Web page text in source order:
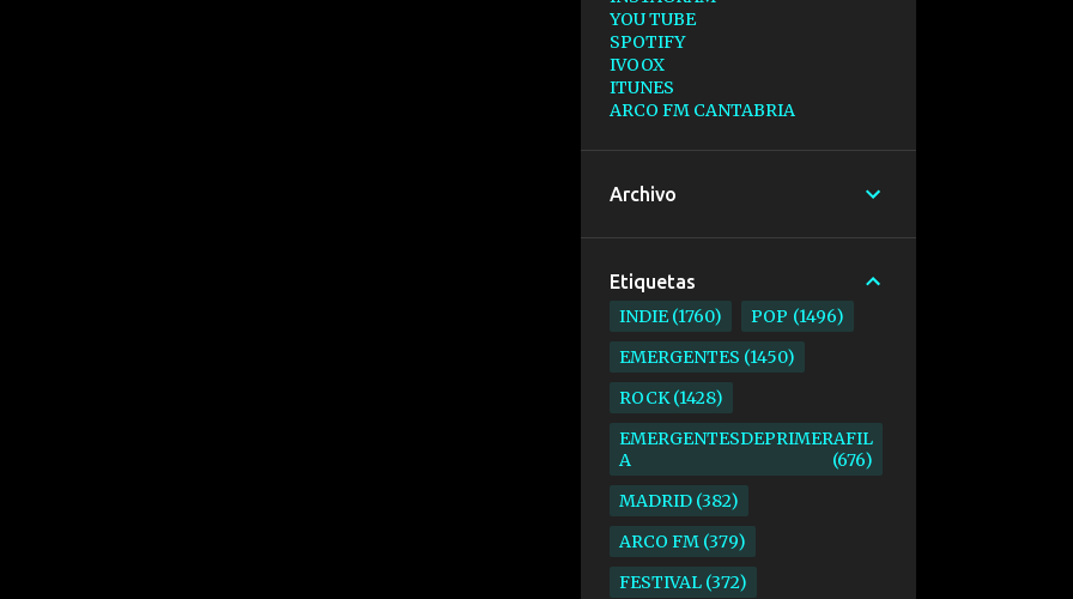
YOU TUBE
SPOTIFY
IVOOX
ITUNES
ARCO FM CANTABRIA
Archivo
Etiquetas
INDIE 1760 POP 1496
EMERGENTES 1450
ROCK 1428
EMERGENTESDEPRIMERAFIL
A
676
MADRID 382
ARCO FM 379
FESTIVAL 372